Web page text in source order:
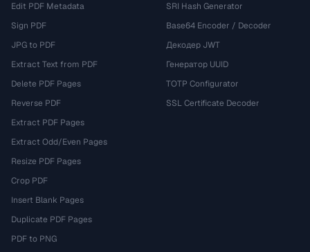
Edit PDF Metadata
Sign PDF
JPG to PDF
Extract Text from PDF
Delete PDF Pages
Reverse PDF
Extract PDF Pages
Extract Odd/Even Pages
Resize PDF Pages
Crop PDF
Insert Blank Pages
Duplicate PDF Pages
PDF to PNG
SRI Hash Generator
Base64 Encoder / Decoder
Декодер JWT
Генератор UUID
TOTP Configurator
SSL Certificate Decoder